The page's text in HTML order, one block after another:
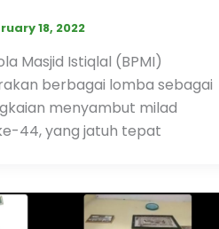
18, 2022
Masjid Istiqlal (BPMI)
berbagai lomba sebagai
menyambut milad
44, yang jatuh tepat